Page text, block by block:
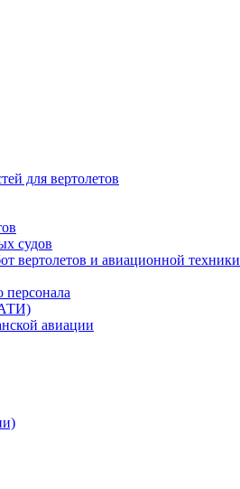
для вертолетов
судов
вертолетов и авиационной техники
персонала
авиации